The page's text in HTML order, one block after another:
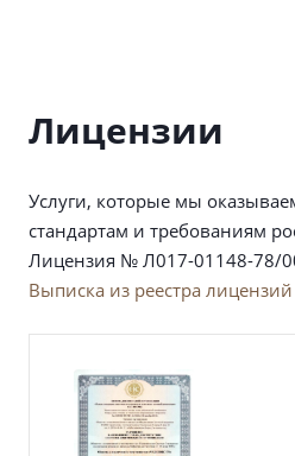
Лицензии
Услуги, которые мы
стандартам и требованиям
Лицензия № Л017-01148-78/
Выписка из реестра